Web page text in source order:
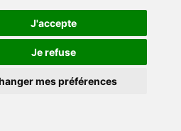
J'accepte
Je refuse
mes préférences